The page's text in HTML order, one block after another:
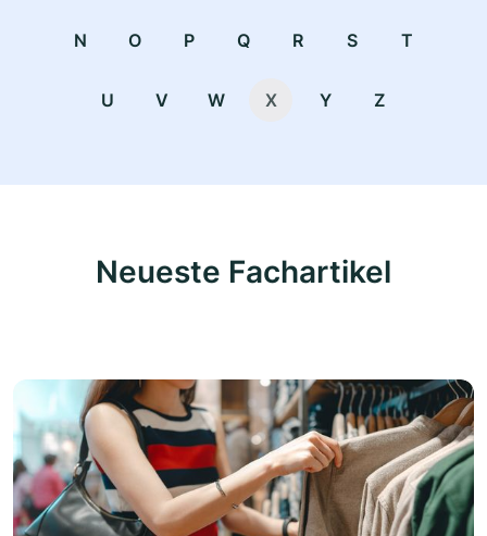
N O P Q R S T
U V W X Y Z
Neueste Fachartikel